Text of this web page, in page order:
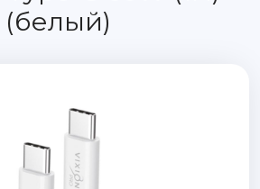
(белый)